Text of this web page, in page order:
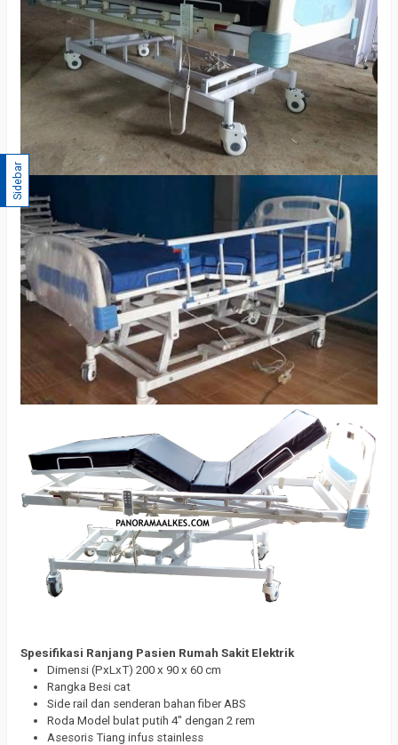
Spesifikasi Ranjang Pasien Rumah Sakit Elektrik
Dimensi (PxLxT) 200 x 90 x 60 cm
Rangka Besi cat
Side rail dan senderan bahan fiber ABS
Roda Model bulat putih 4″ dengan 2 rem
Asesoris Tiang infus stainless
Sidebar